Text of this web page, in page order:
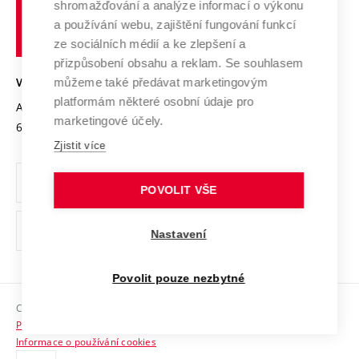
Transfer znalostí
Open Science
Projekty
Projekty ze strukturálních fondů
Specifický výzkum
Mezinárodní dohody
Univerzitní sítě
Udržitelná univerzita
Podnikavá univerzita / ContriBUTe
Bezpečná univerzita
Vyznamenání
Organizační struktura
Ochrana osobních údajů
odkaz)
Sociální bezpečí
HR Award
učení
technické
Brně
VYSOKÉ UČENÍ TECHNICKÉ V BRNĚ
Antonínská 548/1
602 00 Brno
www.vut.cz
vut@vutbr.cz
Copyright © 2026 VUT
Prohlášení o přístupnosti
Informace o používání cookies
shromažďování a analýze informací o výkonu
a používání webu, zajištění fungování funkcí
ze sociálních médií a ke zlepšení a
přizpůsobení obsahu a reklam. Se souhlasem
můžeme také předávat marketingovým
platformám některé osobní údaje pro
marketingové účely.
Zjistit více
POVOLIT VŠE
Nastavení
Povolit pouze nezbytné